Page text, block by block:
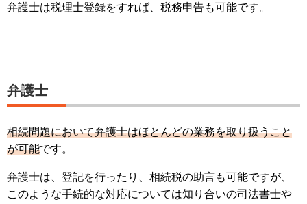
弁護士は税理士登録をすれば、税務申告も可能です。
弁護士
相続問題において弁護士はほとんどの業務を取り扱うこと
が可能です。
弁護士は、登記を行ったり、相続税の助言も可能ですが、
このような手続的な対応については知り合いの司法書士や